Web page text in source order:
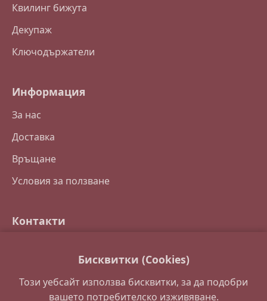
Квилинг бижута
Декупаж
Ключодържатели
Информация
За нас
Доставка
Връщане
Условия за ползване
Контакти
Често задавани въпроси
Партньори
Бисквитки (Cookies)
Този уебсайт използва бисквитки, за да подобри
вашето потребителско изживяване.